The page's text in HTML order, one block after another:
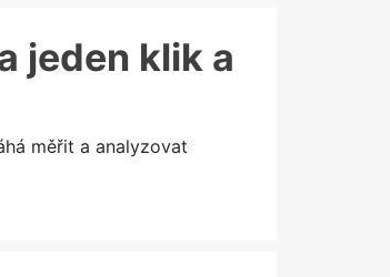
jeden klik a
měřit a analyzovat